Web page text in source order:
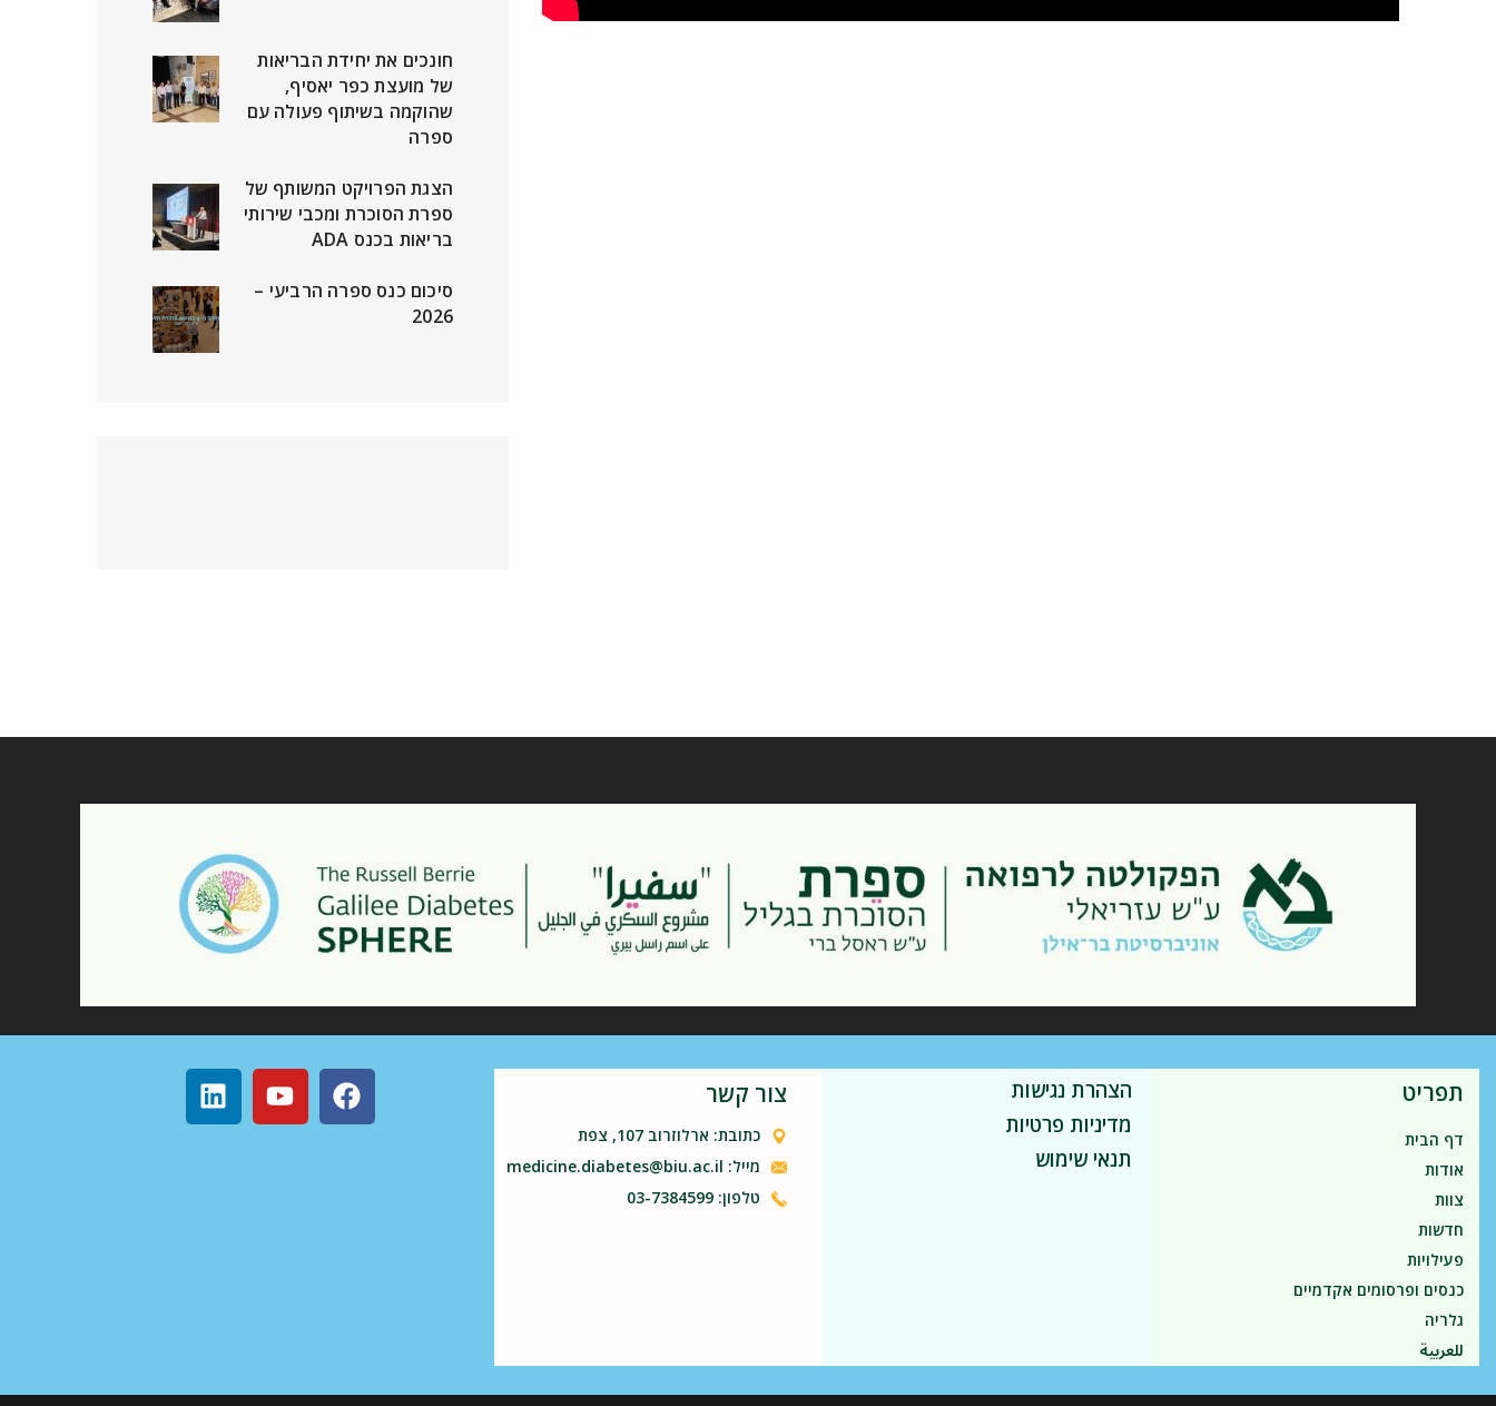
חונכים את יחידת הבריאות
של מועצת כפר יאסיף,
שהוקמה בשיתוף פעולה עם
ספרה
הצגת הפרויקט המשותף של
ספרת הסוכרת ומכבי שירותי
בריאות בכנס ADA
סיכום כנס ספרה הרביעי –
2026
תפריט
דף הבית
אודות
צוות
חדשות
פעילויות
כנסים ופרסומים אקדמיים
גלריה
للعربية
הצהרת נגישות
מדיניות פרטיות
תנאי שימוש
צור קשר
כתובת: ארלוזרוב 107, צפת
מייל: medicine.diabetes@biu.ac.il
טלפון: 03-7384599